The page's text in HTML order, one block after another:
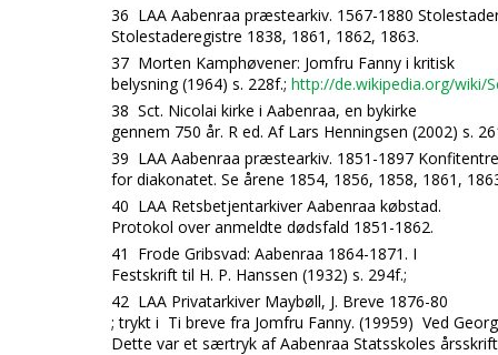
36 LAA Aabenraa præstearkiv. 1567-1880
Stolestaderegistre 1838, 1861, 1862, 1863.
37 Morten Kamphøvener: Jomfru Fanny i kritisk
belysning (1964) s. 228f.; http://de.wikipedia.org/wiki/
38 Sct. Nicolai kirke i Aabenraa, en bykirke
gennem 750 år. R ed. Af Lars Henningsen (2002) s.
39 LAA Aabenraa præstearkiv. 1851-1897
for diakonatet. Se årene 1854, 1856, 1858, 1861,
40 LAA Retsbetjentarkiver Aabenraa købstad.
Protokol over anmeldte dødsfald 1851-1862.
41
Frode Gribsvad: Aabenraa 1864-1871. I
Festskrift til H. P. Hanssen (1932) s. 294f.;
42 LAA Privatarkiver Maybøll, J. Breve 1876-80
; trykt i Ti breve fra Jomfru Fanny. (19959) Ved
Dette var et særtryk af Aabenraa Statsskoles